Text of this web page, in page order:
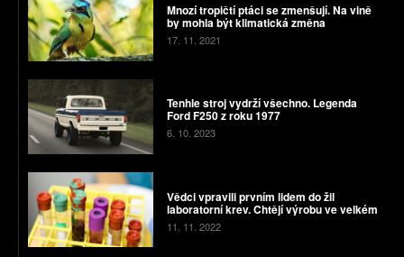
Mnozí tropičtí ptáci se zmenšují. Na vině
by mohla být klimatická změna
17. 11. 2021
Tenhle stroj vydrží všechno. Legenda
Ford F250 z roku 1977
6. 10. 2023
Vědci vpravili prvním lidem do žil
laboratorní krev. Chtějí výrobu ve velkém
11. 11. 2022